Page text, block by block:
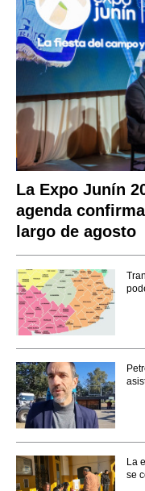
La Expo Junín
agenda
largo de agosto
La
se